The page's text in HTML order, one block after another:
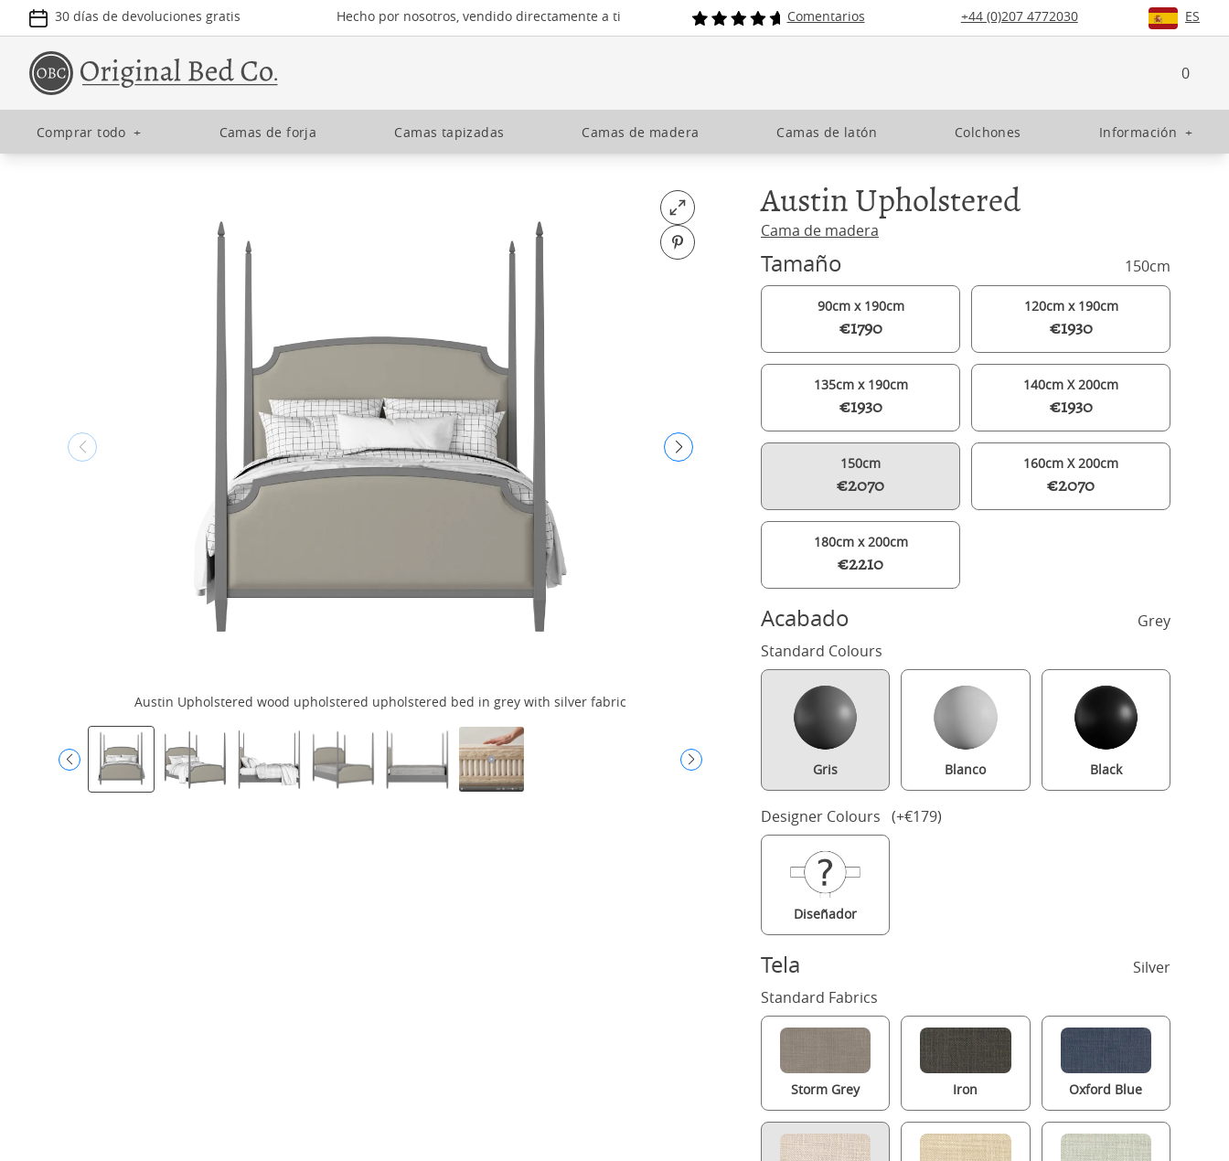
30 días de devoluciones gratis Hecho por nosotros, vendido directamente a ti Comentarios +44 (0)207 4772030 ES
0
Comprar todo + Camas de forja Camas tapizadas Camas de madera Camas de latón Colchones Información +
Open fullscreen
Pin on Pinterest
Austin Upholstered wood upholstered upholstered bed in grey with silver fabric Austin Upholstered wood upholstered bed in grey with silver
Austin Upholstered
Cama de madera
Tamaño 150cm
90cm x 190cm
€1790
120cm x 190cm
€1930
135cm x 190cm
€1930
140cm X 200cm
€1930
150cm
€2070
160cm X 200cm
€2070
180cm x 200cm
€2210
Acabado
Grey
Standard Colours
Gris Blanco Black
Designer Colours (+€179)
Diseñador
Tela
Silver
Standard Fabrics
Storm Grey Iron Oxford Blue